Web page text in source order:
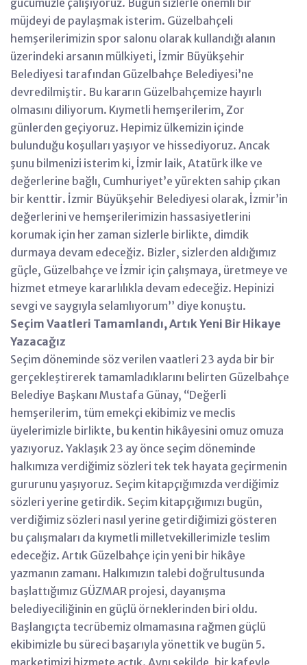
müjdeyi de paylaşmak isterim. Güzelbahçeli
hemşerilerimizin spor salonu olarak kullandığı alanın
üzerindeki arsanın mülkiyeti, İzmir Büyükşehir
Belediyesi tarafından Güzelbahçe Belediyesi’ne
devredilmiştir. Bu kararın Güzelbahçemize hayırlı
olmasını diliyorum. Kıymetli hemşerilerim, Zor
günlerden geçiyoruz. Hepimiz ülkemizin içinde
bulunduğu koşulları yaşıyor ve hissediyoruz. Ancak
şunu bilmenizi isterim ki, İzmir laik, Atatürk ilke ve
değerlerine bağlı, Cumhuriyet’e yürekten sahip çıkan
bir kenttir. İzmir Büyükşehir Belediyesi olarak, İzmir’in
değerlerini ve hemşerilerimizin hassasiyetlerini
korumak için her zaman sizlerle birlikte, dimdik
durmaya devam edeceğiz. Bizler, sizlerden aldığımız
güçle, Güzelbahçe ve İzmir için çalışmaya, üretmeye ve
hizmet etmeye kararlılıkla devam edeceğiz. Hepinizi
sevgi ve saygıyla selamlıyorum’’ diye konuştu.
Seçim Vaatleri Tamamlandı, Artık Yeni Bir Hikaye
Yazacağız
Seçim döneminde söz verilen vaatleri 23 ayda bir bir
gerçekleştirerek tamamladıklarını belirten Güzelbahçe
Belediye Başkanı Mustafa Günay, ‘‘Değerli
hemşerilerim, tüm emekçi ekibimiz ve meclis
üyelerimizle birlikte, bu kentin hikâyesini omuz omuza
yazıyoruz. Yaklaşık 23 ay önce seçim döneminde
halkımıza verdiğimiz sözleri tek tek hayata geçirmenin
gururunu yaşıyoruz. Seçim kitapçığımızda verdiğimiz
sözleri yerine getirdik. Seçim kitapçığımızı bugün,
verdiğimiz sözleri nasıl yerine getirdiğimizi gösteren
bu çalışmaları da kıymetli milletvekillerimizle teslim
edeceğiz. Artık Güzelbahçe için yeni bir hikâye
yazmanın zamanı. Halkımızın talebi doğrultusunda
başlattığımız GÜZMAR projesi, dayanışma
belediyeciliğinin en güçlü örneklerinden biri oldu.
Başlangıçta tecrübemiz olmamasına rağmen güçlü
ekibimizle bu süreci başarıyla yönettik ve bugün 5.
marketimizi hizmete açtık. Aynı şekilde, bir kafeyle